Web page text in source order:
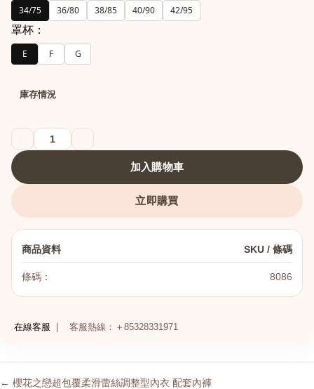
34/75 36/80 38/85 40/90 42/95
罩杯：
E F G
庫存情況
加入購物車
立即購買
商品資料 SKU / 條碼
條碼： 8086
在線客服 客服熱線：＋85328331971
← 櫻花之戀超包覆柔滑蕾絲調整型內衣 配套內褲